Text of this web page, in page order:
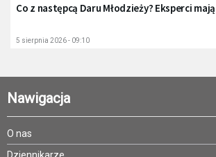
Co z następcą Daru Młodzieży? Eksperci
5 sierpnia 2026 - 09:10
Nawigacja
O nas
Dziennikarze